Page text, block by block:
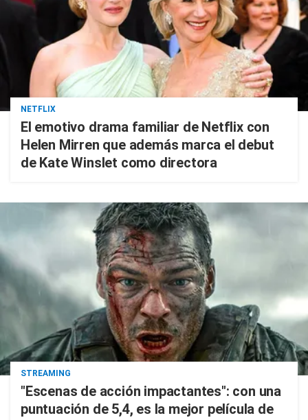
NETFLIX
El emotivo drama familiar de Netflix con
Helen Mirren que además marca el debut
de Kate Winslet como directora
STREAMING
"Escenas de acción impactantes": con una
puntuación de 5,4, es la mejor película de